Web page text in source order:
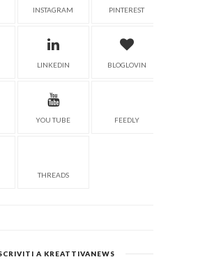
INSTAGRAM PINTEREST
LINKEDIN BLOGLOVIN
YOU TUBE FEEDLY
THREADS
A KREATTIVANEWS